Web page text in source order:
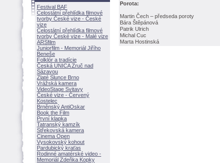
Festival BAF
Celostátní přehlídka filmové
tvorby České vize - České
vize
Celostátní přehlídka filmové
tvorby České vize - Malé vize
ARSfilm
Juniorfilm - Memoriál Jiřího
Beneše
Folklór a tradície
Česká UNICA Zruč nad
Sázavou
Zlaté Slunce Brno
Vrážská kamera
VideoStage Svitavy
České vize - Červený
Kostelec
Brněnský AntiOskar
Book the Film
První klapka
Tatranský kamzík
Střekovská kamera
Cinema Open
Vysokovský kohout
Pardubický kraťas
Rodinné amatérské video -
Memoriál Zdeňka Kopky
Porota:
Martin Čech – předseda poroty
Bára Štěpánov
Patrik Ulrich
Michal Cuc
Marta Hostinsk